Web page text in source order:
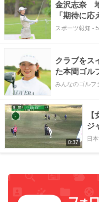
金沢志奈
「期待に
がら１アン
スポーツ報知 -
クラブをス
た本間ゴル
抜群【
みんなのゴルフ
0:37
ジ
イ
日